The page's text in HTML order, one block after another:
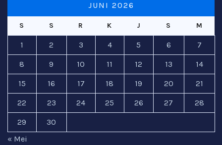
JUNI 2026
S S R K J S M
1 2 3 4 5 6 7
8 9 10 11 12 13 14
15 16 17 18 19 20 21
22 23 24 25 26 27 28
29
30
« Mei